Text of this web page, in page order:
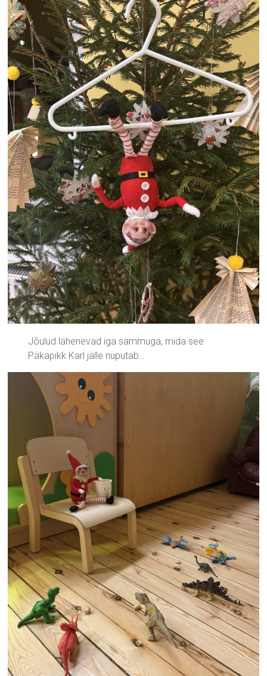
Jõulud lähenevad iga sammuga, mida see
Päkapikk Karl jälle nuputab…